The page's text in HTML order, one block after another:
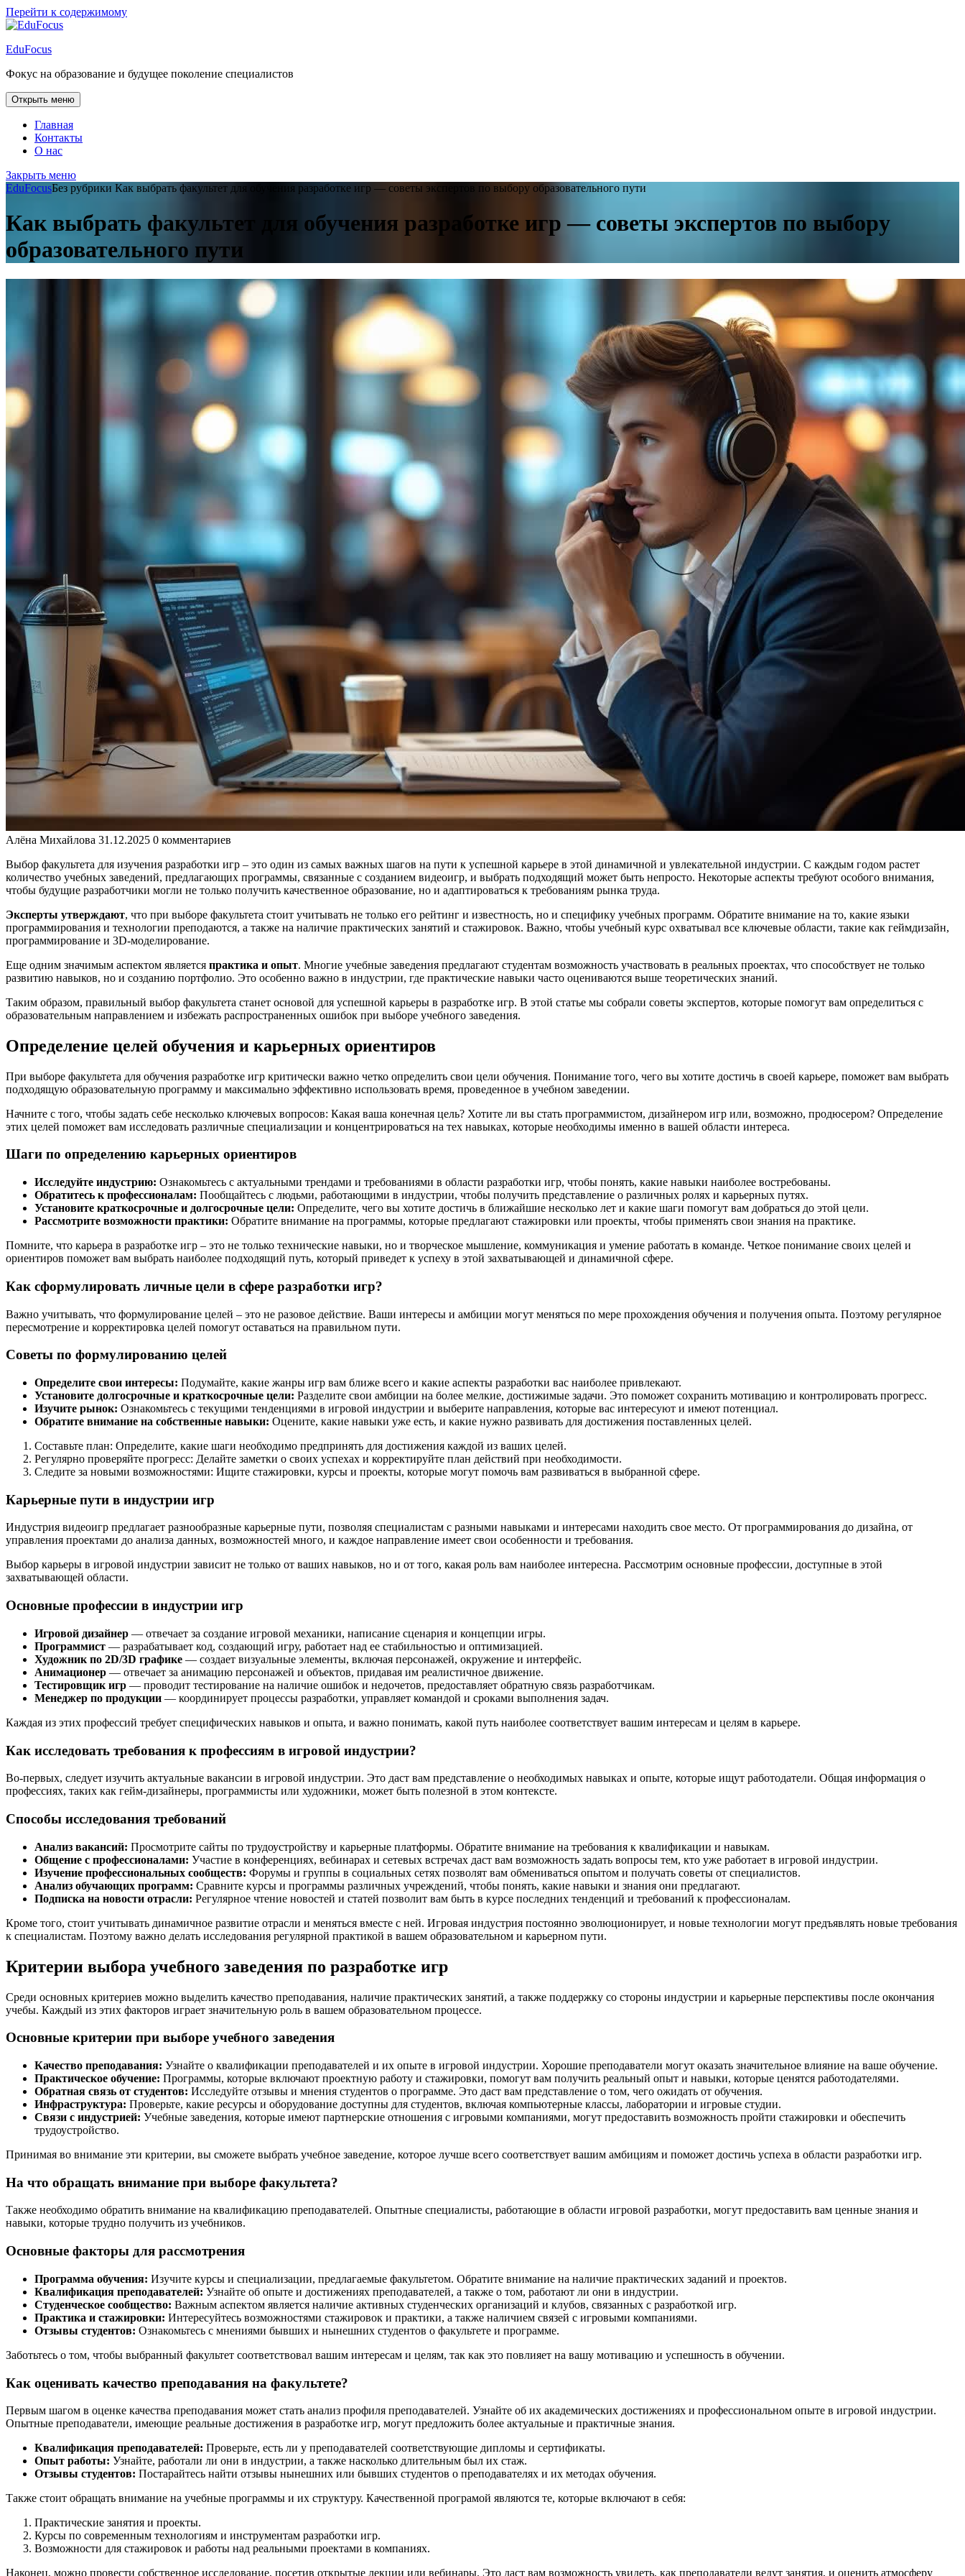
Перейти к содержимому
EduFocus
Фокус на образование и будущее поколение специалистов
Открыть меню
Главная
Контакты
О нас
Закрыть меню
EduFocusБез рубрики Как выбрать факультет для обучения разработке игр — советы экспертов по выбору образовательного пути
Как выбрать факультет для обучения разработке игр — советы экспертов по выбору
образовательного пути
Алёна Михайлова 31.12.2025 0 комментариев
Выбор факультета для изучения разработки игр – это один из самых важных шагов на пути к успешной карьере в этой динамичной и увлекательной индустрии. С каждым годом растет
количество учебных заведений, предлагающих программы, связанные с созданием видеоигр, и выбрать подходящий может быть непросто. Некоторые аспекты требуют особого внимания,
чтобы будущие разработчики могли не только получить качественное образование, но и адаптироваться к требованиям рынка труда.
Эксперты утверждают, что при выборе факультета стоит учитывать не только его рейтинг и известность, но и специфику учебных программ. Обратите внимание на то, какие языки
программирования и технологии преподаются, а также на наличие практических занятий и стажировок. Важно, чтобы учебный курс охватывал все ключевые области, такие как геймдизайн,
программирование и 3D-моделирование.
Еще одним значимым аспектом является практика и опыт. Многие учебные заведения предлагают студентам возможность участвовать в реальных проектах, что способствует не только
развитию навыков, но и созданию портфолио. Это особенно важно в индустрии, где практические навыки часто оцениваются выше теоретических знаний.
Таким образом, правильный выбор факультета станет основой для успешной карьеры в разработке игр. В этой статье мы собрали советы экспертов, которые помогут вам определиться с
образовательным направлением и избежать распространенных ошибок при выборе учебного заведения.
Определение целей обучения и карьерных ориентиров
При выборе факультета для обучения разработке игр критически важно четко определить свои цели обучения. Понимание того, чего вы хотите достичь в своей карьере, поможет вам выбрать
подходящую образовательную программу и максимально эффективно использовать время, проведенное в учебном заведении.
Начните с того, чтобы задать себе несколько ключевых вопросов: Какая ваша конечная цель? Хотите ли вы стать программистом, дизайнером игр или, возможно, продюсером? Определение
этих целей поможет вам исследовать различные специализации и концентрироваться на тех навыках, которые необходимы именно в вашей области интереса.
Шаги по определению карьерных ориентиров
Исследуйте индустрию: Ознакомьтесь с актуальными трендами и требованиями в области разработки игр, чтобы понять, какие навыки наиболее востребованы.
Обратитесь к профессионалам: Пообщайтесь с людьми, работающими в индустрии, чтобы получить представление о различных ролях и карьерных путях.
Установите краткосрочные и долгосрочные цели: Определите, чего вы хотите достичь в ближайшие несколько лет и какие шаги помогут вам добраться до этой цели.
Рассмотрите возможности практики: Обратите внимание на программы, которые предлагают стажировки или проекты, чтобы применять свои знания на практике.
Помните, что карьера в разработке игр – это не только технические навыки, но и творческое мышление, коммуникация и умение работать в команде. Четкое понимание своих целей и
ориентиров поможет вам выбрать наиболее подходящий путь, который приведет к успеху в этой захватывающей и динамичной сфере.
Как сформулировать личные цели в сфере разработки игр?
Важно учитывать, что формулирование целей – это не разовое действие. Ваши интересы и амбиции могут меняться по мере прохождения обучения и получения опыта. Поэтому регулярное
пересмотрение и корректировка целей помогут оставаться на правильном пути.
Советы по формулированию целей
Определите свои интересы: Подумайте, какие жанры игр вам ближе всего и какие аспекты разработки вас наиболее привлекают.
Установите долгосрочные и краткосрочные цели: Разделите свои амбиции на более мелкие, достижимые задачи. Это поможет сохранить мотивацию и контролировать прогресс.
Изучите рынок: Ознакомьтесь с текущими тенденциями в игровой индустрии и выберите направления, которые вас интересуют и имеют потенциал.
Обратите внимание на собственные навыки: Оцените, какие навыки уже есть, и какие нужно развивать для достижения поставленных целей.
Составьте план: Определите, какие шаги необходимо предпринять для достижения каждой из ваших целей.
Регулярно проверяйте прогресс: Делайте заметки о своих успехах и корректируйте план действий при необходимости.
Следите за новыми возможностями: Ищите стажировки, курсы и проекты, которые могут помочь вам развиваться в выбранной сфере.
Карьерные пути в индустрии игр
Индустрия видеоигр предлагает разнообразные карьерные пути, позволяя специалистам с разными навыками и интересами находить свое место. От программирования до дизайна, от
управления проектами до анализа данных, возможностей много, и каждое направление имеет свои особенности и требования.
Выбор карьеры в игровой индустрии зависит не только от ваших навыков, но и от того, какая роль вам наиболее интересна. Рассмотрим основные профессии, доступные в этой
захватывающей области.
Основные профессии в индустрии игр
Игровой дизайнер — отвечает за создание игровой механики, написание сценария и концепции игры.
Программист — разрабатывает код, создающий игру, работает над ее стабильностью и оптимизацией.
Художник по 2D/3D графике — создает визуальные элементы, включая персонажей, окружение и интерфейс.
Анимационер — отвечает за анимацию персонажей и объектов, придавая им реалистичное движение.
Тестировщик игр — проводит тестирование на наличие ошибок и недочетов, предоставляет обратную связь разработчикам.
Менеджер по продукции — координирует процессы разработки, управляет командой и сроками выполнения задач.
Каждая из этих профессий требует специфических навыков и опыта, и важно понимать, какой путь наиболее соответствует вашим интересам и целям в карьере.
Как исследовать требования к профессиям в игровой индустрии?
Во-первых, следует изучить актуальные вакансии в игровой индустрии. Это даст вам представление о необходимых навыках и опыте, которые ищут работодатели. Общая информация о
профессиях, таких как гейм-дизайнеры, программисты или художники, может быть полезной в этом контексте.
Способы исследования требований
Анализ вакансий: Просмотрите сайты по трудоустройству и карьерные платформы. Обратите внимание на требования к квалификации и навыкам.
Общение с профессионалами: Участие в конференциях, вебинарах и сетевых встречах даст вам возможность задать вопросы тем, кто уже работает в игровой индустрии.
Изучение профессиональных сообществ: Форумы и группы в социальных сетях позволят вам обмениваться опытом и получать советы от специалистов.
Анализ обучающих программ: Сравните курсы и программы различных учреждений, чтобы понять, какие навыки и знания они предлагают.
Подписка на новости отрасли: Регулярное чтение новостей и статей позволит вам быть в курсе последних тенденций и требований к профессионалам.
Кроме того, стоит учитывать динамичное развитие отрасли и меняться вместе с ней. Игровая индустрия постоянно эволюционирует, и новые технологии могут предъявлять новые требования
к специалистам. Поэтому важно делать исследования регулярной практикой в вашем образовательном и карьерном пути.
Критерии выбора учебного заведения по разработке игр
Среди основных критериев можно выделить качество преподавания, наличие практических занятий, а также поддержку со стороны индустрии и карьерные перспективы после окончания
учебы. Каждый из этих факторов играет значительную роль в вашем образовательном процессе.
Основные критерии при выборе учебного заведения
Качество преподавания: Узнайте о квалификации преподавателей и их опыте в игровой индустрии. Хорошие преподаватели могут оказать значительное влияние на ваше обучение.
Практическое обучение: Программы, которые включают проектную работу и стажировки, помогут вам получить реальный опыт и навыки, которые ценятся работодателями.
Обратная связь от студентов: Исследуйте отзывы и мнения студентов о программе. Это даст вам представление о том, чего ожидать от обучения.
Инфраструктура: Проверьте, какие ресурсы и оборудование доступны для студентов, включая компьютерные классы, лаборатории и игровые студии.
Связи с индустрией: Учебные заведения, которые имеют партнерские отношения с игровыми компаниями, могут предоставить возможность пройти стажировки и обеспечить
трудоустройство.
Принимая во внимание эти критерии, вы сможете выбрать учебное заведение, которое лучше всего соответствует вашим амбициям и поможет достичь успеха в области разработки игр.
На что обращать внимание при выборе факультета?
Также необходимо обратить внимание на квалификацию преподавателей. Опытные специалисты, работающие в области игровой разработки, могут предоставить вам ценные знания и
навыки, которые трудно получить из учебников.
Основные факторы для рассмотрения
Программа обучения: Изучите курсы и специализации, предлагаемые факультетом. Обратите внимание на наличие практических заданий и проектов.
Квалификация преподавателей: Узнайте об опыте и достижениях преподавателей, а также о том, работают ли они в индустрии.
Студенческое сообщество: Важным аспектом является наличие активных студенческих организаций и клубов, связанных с разработкой игр.
Практика и стажировки: Интересуйтесь возможностями стажировок и практики, а также наличием связей с игровыми компаниями.
Отзывы студентов: Ознакомьтесь с мнениями бывших и нынешних студентов о факультете и программе.
Заботьтесь о том, чтобы выбранный факультет соответствовал вашим интересам и целям, так как это повлияет на вашу мотивацию и успешность в обучении.
Как оценивать качество преподавания на факультете?
Первым шагом в оценке качества преподавания может стать анализ профиля преподавателей. Узнайте об их академических достижениях и профессиональном опыте в игровой индустрии.
Опытные преподаватели, имеющие реальные достижения в разработке игр, могут предложить более актуальные и практичные знания.
Квалификация преподавателей: Проверьте, есть ли у преподавателей соответствующие дипломы и сертификаты.
Опыт работы: Узнайте, работали ли они в индустрии, а также насколько длительным был их стаж.
Отзывы студентов: Постарайтесь найти отзывы нынешних или бывших студентов о преподавателях и их методах обучения.
Также стоит обращать внимание на учебные программы и их структуру. Качественной програмой являются те, которые включают в себя:
Практические занятия и проекты.
Курсы по современным технологиям и инструментам разработки игр.
Возможности для стажировок и работы над реальными проектами в компаниях.
Наконец, можно провести собственное исследование, посетив открытые лекции или вебинары. Это даст вам возможность увидеть, как преподаватели ведут занятия, и оценить атмосферу